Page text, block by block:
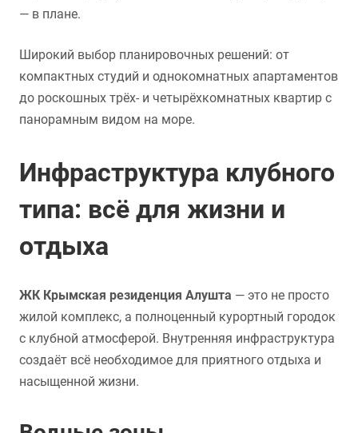
— в плане.
Широкий выбор планировочных решений: от
компактных студий и однокомнатных апартаментов
до роскошных трёх- и четырёхкомнатных квартир с
панорамным видом на море.
Инфраструктура клубного
типа: всё для жизни и
отдыха
ЖК Крымская резиденция Алушта — это не просто
жилой комплекс, а полноценный курортный городок
с клубной атмосферой. Внутренняя инфраструктура
создаёт всё необходимое для приятного отдыха и
насыщенной жизни.